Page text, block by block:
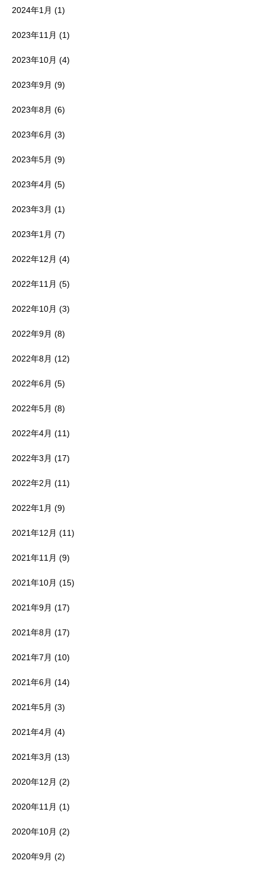
2024年1月 (1)
2023年11月 (1)
2023年10月 (4)
2023年9月 (9)
2023年8月 (6)
2023年6月 (3)
2023年5月 (9)
2023年4月 (5)
2023年3月 (1)
2023年1月 (7)
2022年12月 (4)
2022年11月 (5)
2022年10月 (3)
2022年9月 (8)
2022年8月 (12)
2022年6月 (5)
2022年5月 (8)
2022年4月 (11)
2022年3月 (17)
2022年2月 (11)
2022年1月 (9)
2021年12月 (11)
2021年11月 (9)
2021年10月 (15)
2021年9月 (17)
2021年8月 (17)
2021年7月 (10)
2021年6月 (14)
2021年5月 (3)
2021年4月 (4)
2021年3月 (13)
2020年12月 (2)
2020年11月 (1)
2020年10月 (2)
2020年9月 (2)